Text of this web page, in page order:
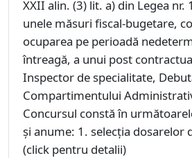
XXII alin. (3) lit. a) din Legea
unele măsuri fiscal-bugetare,
ocuparea pe perioadă
întreagă, a unui post
Inspector de specialitate,
Compartimentului
Concursul constă în
şi anume: 1. selecţia dosarelor
(click pentru detalii)